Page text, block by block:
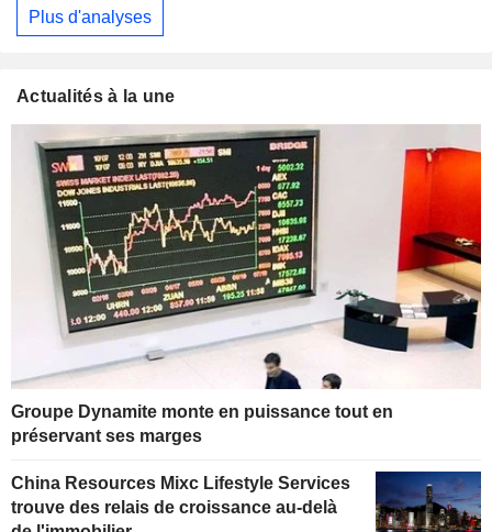
Plus d'analyses
Actualités à la une
Groupe Dynamite monte en puissance tout en
préservant ses marges
China Resources Mixc Lifestyle Services
trouve des relais de croissance au-delà